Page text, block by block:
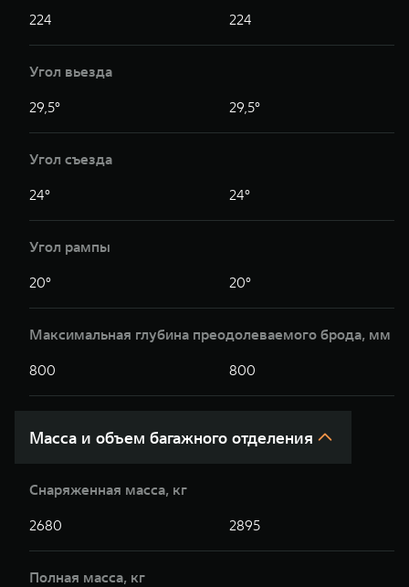
224 224
Угол вьезда
29,5° 29,5°
Угол съезда
24° 24°
Угол рампы
20° 20°
Максимальная глубина преодолеваемого брода, мм
800 800
Масса и объем багажного отделения
Снаряженная масса, кг
2680 2895
Полная масса, кг